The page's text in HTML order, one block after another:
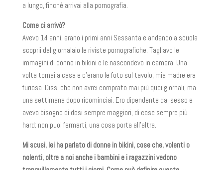
a lungo, finché arrivai alla pornografia.
Come ci arrivò?
Avevo 14 anni, erano i primi anni Sessanta e andando a scuola
scoprii dal giornalaio le riviste pornografiche. Tagliavo le
immagini di donne in bikini e le nascondevo in camera. Una
volta tornai a casa e c’erano le foto sul tavolo, mia madre era
furiosa. Dissi che non avrei comprato mai più quei giornali, ma
una settimana dopo ricominciai. Ero dipendente dal sesso e
avevo bisogno di dosi sempre maggiori, di cose sempre più
hard: non puoi fermarti, una cosa porta all’altra.
Mi scusi, lei ha parlato di donne in bikini, cose che, volenti o
nolenti, oltre a noi anche i bambini e i ragazzini vedono